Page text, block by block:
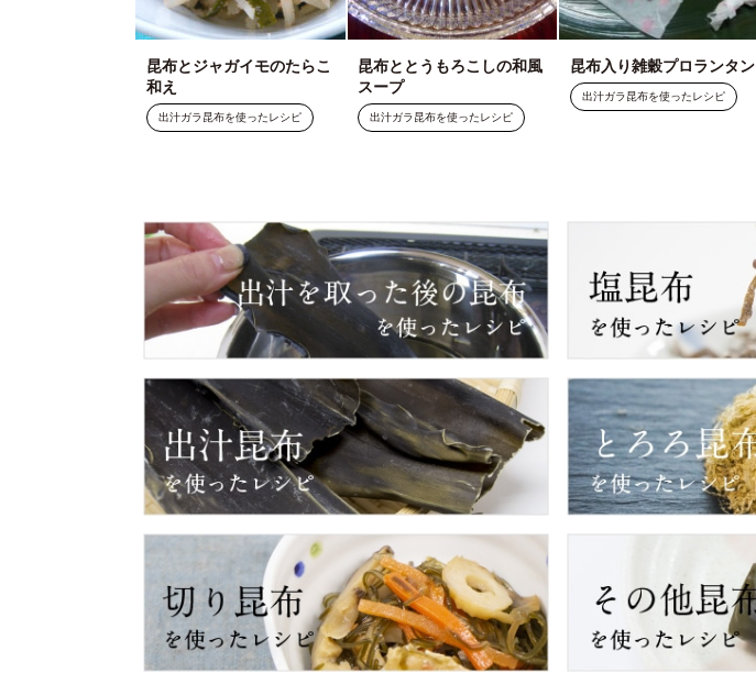
昆布とジャガイモのたらこ
和え
出汁ガラ昆布を使ったレシピ
昆布ととうもろこしの和風
スープ
出汁ガラ昆布を使ったレシピ
昆布入り雑穀プロランタン
出汁ガラ昆布を使ったレシピ